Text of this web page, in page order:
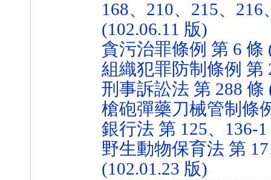
168、210、215、
(102.06.11 版)
貪污治罪條例 第 6 條
組織犯罪防制條例 第
刑事訴訟法 第 288 條
槍砲彈藥刀械管制條
銀行法 第 125、136-
野生動物保育法 第
(102.01.23 版)